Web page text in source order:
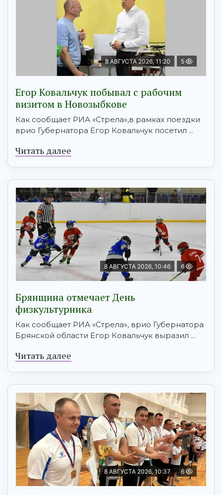
8 АВГУСТА 2026, 11:20 5
Егор Ковальчук побывал с рабочим
визитом в Новозыбкове
Как сообщает РИА «Стрела»,в рамках поездки
врио Губернатора Егор Ковальчук посетил ...
Читать далее
8 АВГУСТА 2026, 10:46 6
Брянщина отмечает День
физкультурника
Как сообщает РИА «Стрела», врио Губернатора
Брянской области Егор Ковальчук выразил ...
Читать далее
8 АВГУСТА 2026, 10:37 6